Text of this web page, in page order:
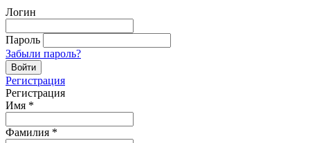
Логин
Пароль
Забыли пароль?
Регистрация
Регистрация
Имя *
Фамилия *